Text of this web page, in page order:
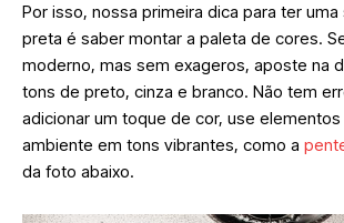
Por isso, nossa primeira dica para ter
preta é saber montar a paleta de cores.
moderno, mas sem exageros, aposte na
tons de preto, cinza e branco. Não tem
adicionar um toque de cor, use
ambiente em tons vibrantes, como a
da foto abaixo.